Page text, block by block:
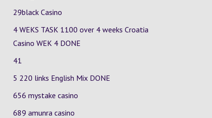
29black Casino
4 WEKS TASK 1100 over 4 weeks Croatia
Casino WEK 4 DONE
41
5 220 links English Mix DONE
656 mystake casino
689 amunra casino